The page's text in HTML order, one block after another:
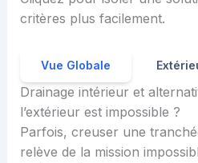
critères plus facilement.
Vue Globale
Drainage intérieur et
l’extérieur est impossible ?
Parfois, creuser une
relève de la mission